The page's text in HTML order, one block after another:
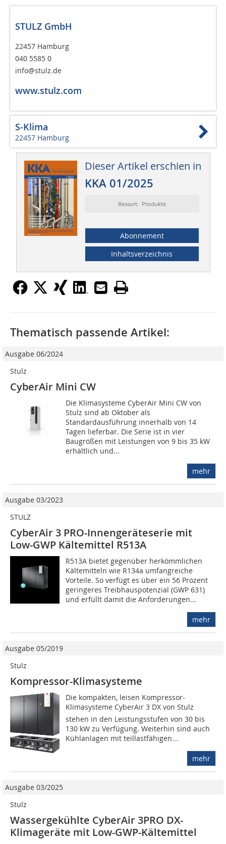
STULZ GmbH
22457 Hamburg
040 5585 0
info@stulz.de
www.stulz.com
S-Klima
22457 Hamburg
Dieser Artikel erschien in
KKA 01/2025
Ressort: Produkte
Abonnement
Inhaltsverzeichnis
Thematisch passende Artikel:
Ausgabe 06/2024
Stulz
CyberAir Mini CW
Die Klimasysteme CyberAir Mini CW von
Stulz sind ab Oktober als
Standardausführung innerhalb von 14
Tagen lieferbar. Die Serie ist in vier
Baugrößen mit Leistungen von 9 bis 35 kW
erhältlich und...
mehr
Ausgabe 03/2023
STULZ
CyberAir 3 PRO-Innengeräteserie mit
Low-GWP Kältemittel R513A
R513A bietet gegenüber herkömmlichen
Kältemitteln wie R134a umfangreiche
Vorteile. So verfügt es über ein 56 Prozent
geringeres Treibhauspotenzial (GWP 631)
und erfüllt damit die Anforderungen...
mehr
Ausgabe 05/2019
Stulz
Kompressor-Klimasysteme
Die kompakten, leisen Kompressor-
Klimasysteme CyberAir 3 DX von Stulz
stehen in den Leistungsstufen von 30 bis
130 kW zu Verfügung. Weiterhin sind auch
Kühlanlagen mit teillastfähigen...
mehr
Ausgabe 03/2025
Stulz
Wassergekühlte CyberAir 3PRO DX-
Klimageräte mit Low-GWP-Kältemittel